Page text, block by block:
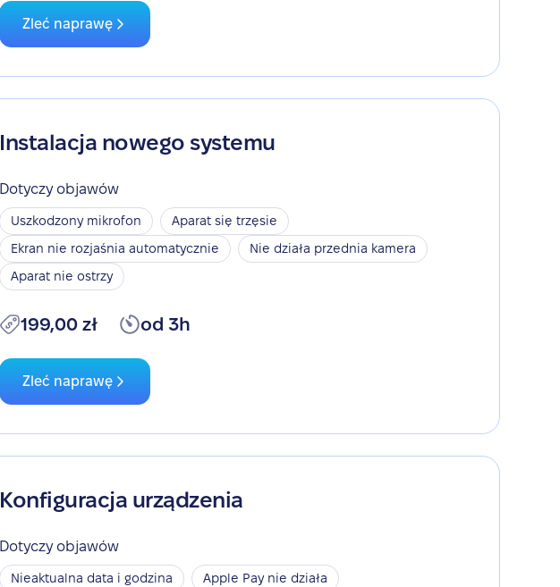
Zleć naprawę
Instalacja nowego systemu
Dotyczy objawów
Uszkodzony mikrofon
Aparat się trzęsie
Ekran nie rozjaśnia automatycznie
Nie działa przednia kamera
Aparat nie ostrzy
199,00 zł od 3h
Zleć naprawę
Konfiguracja urządzenia
Dotyczy objawów
Nieaktualna data i godzina
Apple Pay nie działa